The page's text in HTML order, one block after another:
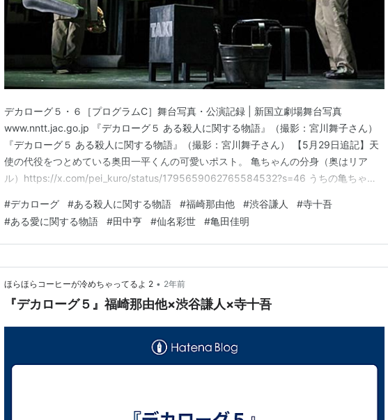
デカローグ５・６［プログラムC］舞台写真・公演記録 | 新国立劇場舞台写真
www.nntt.jac.go.jp 『デカローグ５ ある殺人に関する物語』（撮影：宮川舞子さん）
『デカローグ５ ある殺人に関する物語』（撮影：宮川舞子さん） 【5月29日追記】天
使の代役をつとめている奥田一平くんの可愛いポスト。 亀ちゃんの分身（奥はリア
ル）https://x.com/pei_kuro/status/1795659062765584532?s=46 うちの亀ちゃん
お会いしたという奇跡の亀ちゃんです。 🦴骨と十字架 Keep…
#デカローグ #ある殺人に関する物語 #福崎那由他 #渋谷謙人 #寺十吾
#ある愛に関する物語 #田中亨 #仙名彩世 #亀田佳明
ほらほらコーヒーが冷めちゃってるよ 2 • 2年前
『デカローグ５』福崎那由他×渋谷謙人×寺十吾